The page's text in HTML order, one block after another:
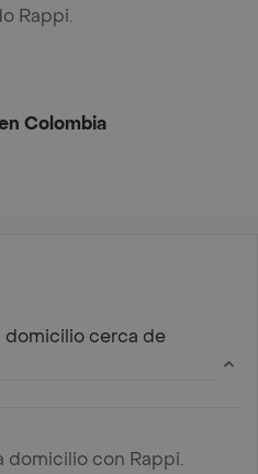
Rappi.
Colombia
domicilio cerca de
domicilio con Rappi.